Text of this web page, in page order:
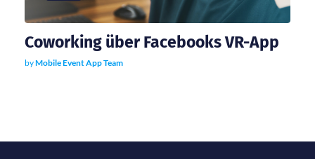
Coworking über Facebooks VR-App
byMobile Event App Team